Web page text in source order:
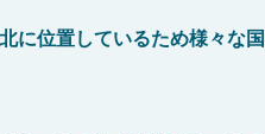
に位置しているため様々な